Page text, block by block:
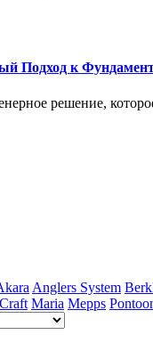
Подход к
решение,
Anglers System
Maria Mepps